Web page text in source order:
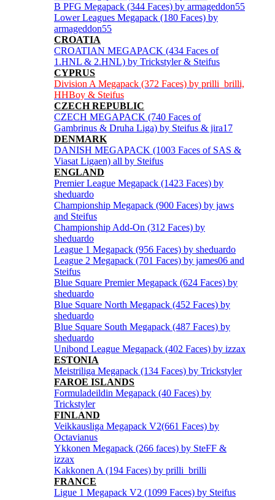
B PFG Megapack (344 Faces) by armageddon55
Lower Leagues Megapack (180 Faces) by
armageddon55
CROATIA
CROATIAN MEGAPACK (434 Faces of
1.HNL & 2.HNL) by Trickstyler & Steifus
CYPRUS
Division A Megapack (372 Faces) by prilli_brilli,
HHBoy & Steifus
CZECH REPUBLIC
CZECH MEGAPACK (740 Faces of
Gambrinus & Druha Liga) by Steifus & jira17
DENMARK
DANISH MEGAPACK (1003 Faces of SAS &
Viasat Ligaen) all by Steifus
ENGLAND
Premier League Megapack (1423 Faces) by
sheduardo
Championship Megapack (900 Faces) by jaws
and Steifus
Championship Add-On (312 Faces) by
sheduardo
League 1 Megapack (956 Faces) by sheduardo
League 2 Megapack (701 Faces) by james06 and
Steifus
Blue Square Premier Megapack (624 Faces) by
sheduardo
Blue Square North Megapack (452 Faces) by
sheduardo
Blue Square South Megapack (487 Faces) by
sheduardo
Unibond League Megapack (402 Faces) by izzax
ESTONIA
Meistriliga Megapack (134 Faces) by Trickstyler
FAROE ISLANDS
Formuladeildin Megapack (40 Faces) by
Trickstyler
FINLAND
Veikkausliga Megapack V2(661 Faces) by
Octavianus
Ykkonen Megapack (266 faces) by SteFF &
izzax
Kakkonen A (194 Faces) by prilli_brilli
FRANCE
Ligue 1 Megapack V2 (1099 Faces) by Steifus